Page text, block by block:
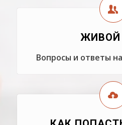
ЖИВОЙ
Вопросы и ответы